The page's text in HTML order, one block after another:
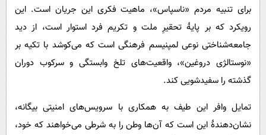
برای تنبیه مردم «ناسپاس»، ماهیت فکری این جریان است. این
رویکرد که بر پایۀ تحقیرِ ملت و تکریم فرد استوار است، از دید
جامعه‌شناختی نوعی لمپنیسم فرهنگی است که می‌کوشد با تکیه بر
«نوستالژی دروغین»، واقعیت‌های تلخ وابستگی و سرکوب دوران
گذشته را سفیدشویی کند.
تمایل وافر این طیف به همکاری با سرویس‌های امنیتی بیگانه،
نشان‌دهندۀ این است که آن‌ها وطن را به شرطی می‌خواهند که خود،